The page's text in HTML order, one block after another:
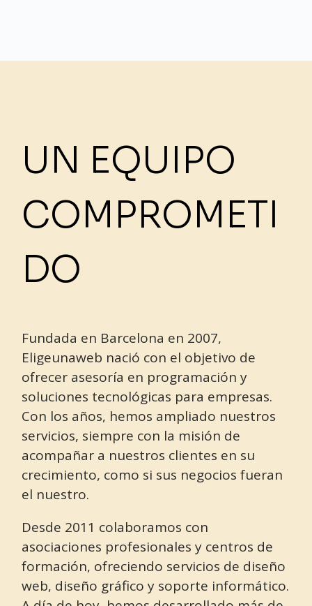
UN EQUIPO
COMPROMETI
DO
Fundada en Barcelona en 2007,
Eligeunaweb nació con el objetivo de
ofrecer asesoría en programación y
soluciones tecnológicas para empresas.
Con los años, hemos ampliado nuestros
servicios, siempre con la misión de
acompañar a nuestros clientes en su
crecimiento, como si sus negocios fueran
el nuestro.
Desde 2011 colaboramos con
asociaciones profesionales y centros de
formación, ofreciendo servicios de diseño
web, diseño gráfico y soporte informático.